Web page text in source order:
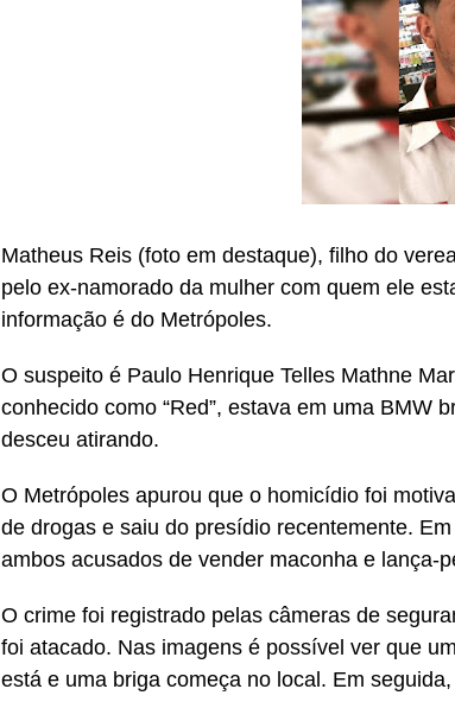
Matheus Reis (foto em destaque), filho do
pelo ex-namorado da mulher com quem ele
informação é do Metrópoles.
O suspeito é Paulo Henrique Telles Mathne
conhecido como “Red”, estava em uma BMW
desceu atirando.
O Metrópoles apurou que o homicídio foi
de drogas e saiu do presídio recentemente.
ambos acusados de vender maconha e lança-
O crime foi registrado pelas câmeras de
foi atacado. Nas imagens é possível ver que
está e uma briga começa no local. Em